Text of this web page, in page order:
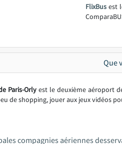
FlixBus est
Que
Paris-Orly est le deuxième aéroport
de shopping, jouer aux jeux vidéos
compagnies aériennes